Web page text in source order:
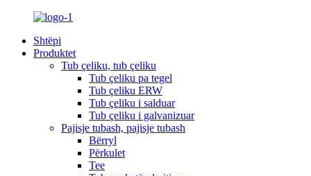
Shtëpi
Produktet
Tub çeliku, tub çeliku
Tub çeliku pa tegel
Tub çeliku ERW
Tub çeliku i salduar
Tub çeliku i galvanizuar
Pajisje tubash, pajisje tubash
Bërryl
Përkulet
Tee